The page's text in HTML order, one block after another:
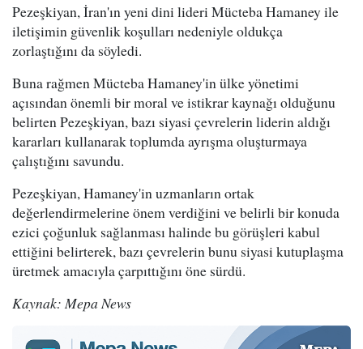
Pezeşkiyan, İran'ın yeni dini lideri Mücteba Hamaney ile
iletişimin güvenlik koşulları nedeniyle oldukça
zorlaştığını da söyledi.
Buna rağmen Mücteba Hamaney'in ülke yönetimi
açısından önemli bir moral ve istikrar kaynağı olduğunu
belirten Pezeşkiyan, bazı siyasi çevrelerin liderin aldığı
kararları kullanarak toplumda ayrışma oluşturmaya
çalıştığını savundu.
Pezeşkiyan, Hamaney'in uzmanların ortak
değerlendirmelerine önem verdiğini ve belirli bir konuda
ezici çoğunluk sağlanması halinde bu görüşleri kabul
ettiğini belirterek, bazı çevrelerin bunu siyasi kutuplaşma
üretmek amacıyla çarpıttığını öne sürdü.
Kaynak: Mepa News